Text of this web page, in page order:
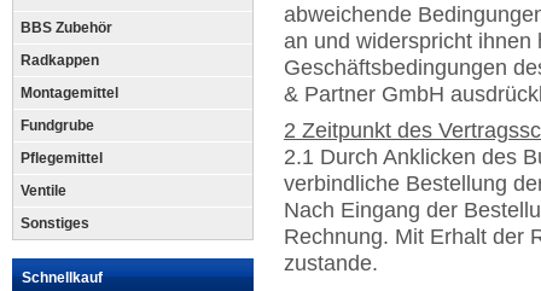
BBS Zubehör
Radkappen
Montagemittel
Fundgrube
Pflegemittel
Ventile
Sonstiges
Schnellkauf
abweichende
an und widerspricht
Geschäftsbedingungen
& Partner GmbH
2 Zeitpunkt des
2.1 Durch Anklicken des
verbindliche Bestellung
Nach Eingang der
Rechnung. Mit Erhalt der
zustande.